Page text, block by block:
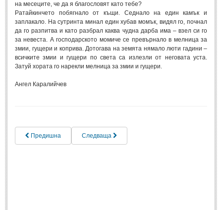
ПРИТЧИ
ПРИТЧИ
Притчи за любовта
Притчи за приятелството
Надежда
Post: 28 Юни 2018
на месеците, че да я благословят като тебе?
Ратайкинчето побягнало от къщи. Седнало на един камък и
заплакало. На сутринта минал един хубав момък, видял го, почнал
да го разпитва и като разбрал каква чудна дарба има – взел си го
за невеста. А господарското момиче се превърнало в мелница за
змии, гущери и коприва. Дотогава на земята нямало люти гадини –
всичките змии и гущери по света са излезли от неговата уста.
Затуй хората го нарекли мелница за змии и гущери.
Ангел Каралийчев
Предишна Следваща